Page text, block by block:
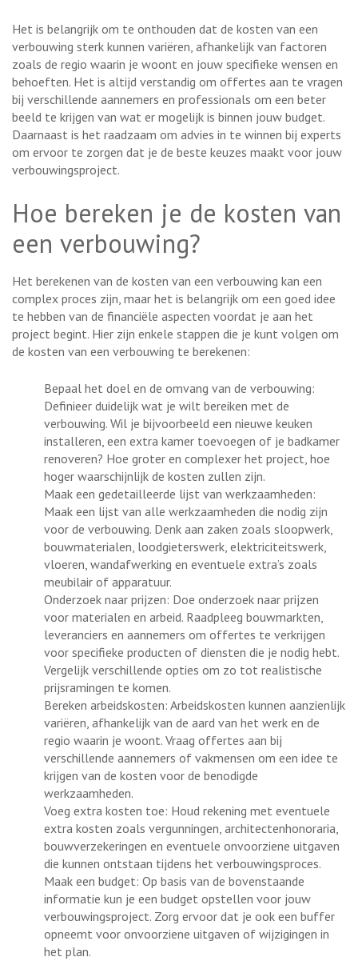
Het is belangrijk om te onthouden dat de kosten van een
verbouwing sterk kunnen variëren, afhankelijk van factoren
zoals de regio waarin je woont en jouw specifieke wensen en
behoeften. Het is altijd verstandig om offertes aan te vragen
bij verschillende aannemers en professionals om een beter
beeld te krijgen van wat er mogelijk is binnen jouw budget.
Daarnaast is het raadzaam om advies in te winnen bij experts
om ervoor te zorgen dat je de beste keuzes maakt voor jouw
verbouwingsproject.
Hoe bereken je de kosten van
een verbouwing?
Het berekenen van de kosten van een verbouwing kan een
complex proces zijn, maar het is belangrijk om een goed idee
te hebben van de financiële aspecten voordat je aan het
project begint. Hier zijn enkele stappen die je kunt volgen om
de kosten van een verbouwing te berekenen:
Bepaal het doel en de omvang van de verbouwing:
Definieer duidelijk wat je wilt bereiken met de
verbouwing. Wil je bijvoorbeeld een nieuwe keuken
installeren, een extra kamer toevoegen of je badkamer
renoveren? Hoe groter en complexer het project, hoe
hoger waarschijnlijk de kosten zullen zijn.
Maak een gedetailleerde lijst van werkzaamheden:
Maak een lijst van alle werkzaamheden die nodig zijn
voor de verbouwing. Denk aan zaken zoals sloopwerk,
bouwmaterialen, loodgieterswerk, elektriciteitswerk,
vloeren, wandafwerking en eventuele extra’s zoals
meubilair of apparatuur.
Onderzoek naar prijzen: Doe onderzoek naar prijzen
voor materialen en arbeid. Raadpleeg bouwmarkten,
leveranciers en aannemers om offertes te verkrijgen
voor specifieke producten of diensten die je nodig hebt.
Vergelijk verschillende opties om zo tot realistische
prijsramingen te komen.
Bereken arbeidskosten: Arbeidskosten kunnen aanzienlijk
variëren, afhankelijk van de aard van het werk en de
regio waarin je woont. Vraag offertes aan bij
verschillende aannemers of vakmensen om een idee te
krijgen van de kosten voor de benodigde
werkzaamheden.
Voeg extra kosten toe: Houd rekening met eventuele
extra kosten zoals vergunningen, architectenhonoraria,
bouwverzekeringen en eventuele onvoorziene uitgaven
die kunnen ontstaan tijdens het verbouwingsproces.
Maak een budget: Op basis van de bovenstaande
informatie kun je een budget opstellen voor jouw
verbouwingsproject. Zorg ervoor dat je ook een buffer
opneemt voor onvoorziene uitgaven of wijzigingen in
het plan.